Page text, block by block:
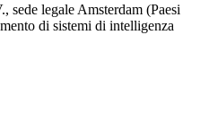
legale Amsterdam (Paesi
di sistemi di intelligenza